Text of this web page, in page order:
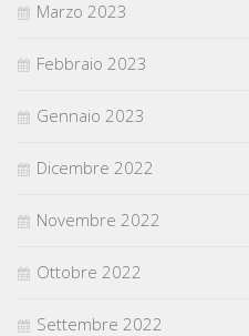
Marzo 2023
Febbraio 2023
Gennaio 2023
Dicembre 2022
Novembre 2022
Ottobre 2022
Settembre 2022